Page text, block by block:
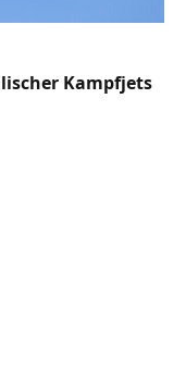
Kampfjets